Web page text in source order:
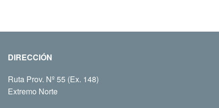
DIRECCIÓN
Ruta Prov. Nº 55 (Ex. 148)
Extremo Norte